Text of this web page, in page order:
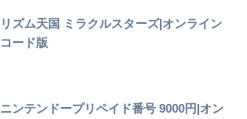
リズム天国 ミラクルスターズ|オンライン
コード版
ニンテンドープリペイド番号 9000円|オン